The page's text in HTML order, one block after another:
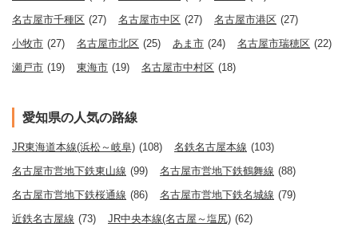
名古屋市千種区 (27) 名古屋市中区 (27) 名古屋市港区 (27)
小牧市 (27) 名古屋市北区 (25) あま市 (24) 名古屋市瑞穂区 (22)
瀬戸市 (19) 東海市 (19) 名古屋市中村区 (18)
愛知県の人気の路線
JR東海道本線(浜松～岐阜) (108) 名鉄名古屋本線 (103)
名古屋市営地下鉄東山線 (99) 名古屋市営地下鉄鶴舞線 (88)
名古屋市営地下鉄桜通線 (86) 名古屋市営地下鉄名城線 (79)
近鉄名古屋線 (73) JR中央本線(名古屋～塩尻) (62)